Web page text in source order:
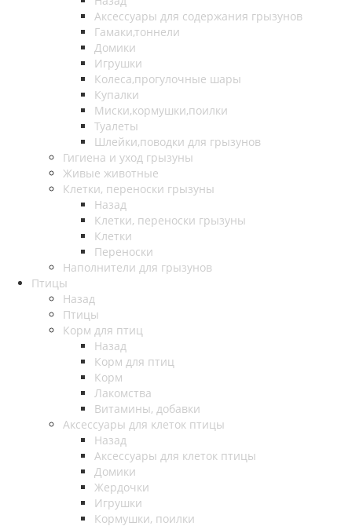
Аксессуары для содержания грызунов
Гамаки,тоннели
Домики
Игрушки
Колеса,прогулочные шары
Купалки
Миски,кормушки,поилки
Туалеты
Шлейки,поводки для грызунов
Гигиена и уход грызуны
Живые животные
Клетки, переноски грызуны
Назад
Клетки, переноски грызуны
Клетки
Переноски
Наполнители для грызунов
Птицы
Назад
Птицы
Корм для птиц
Назад
Корм для птиц
Корм
Лакомства
Витамины, добавки
Аксессуары для клеток птицы
Назад
Аксессуары для клеток птицы
Домики
Жердочки
Игрушки
Кормушки, поилки